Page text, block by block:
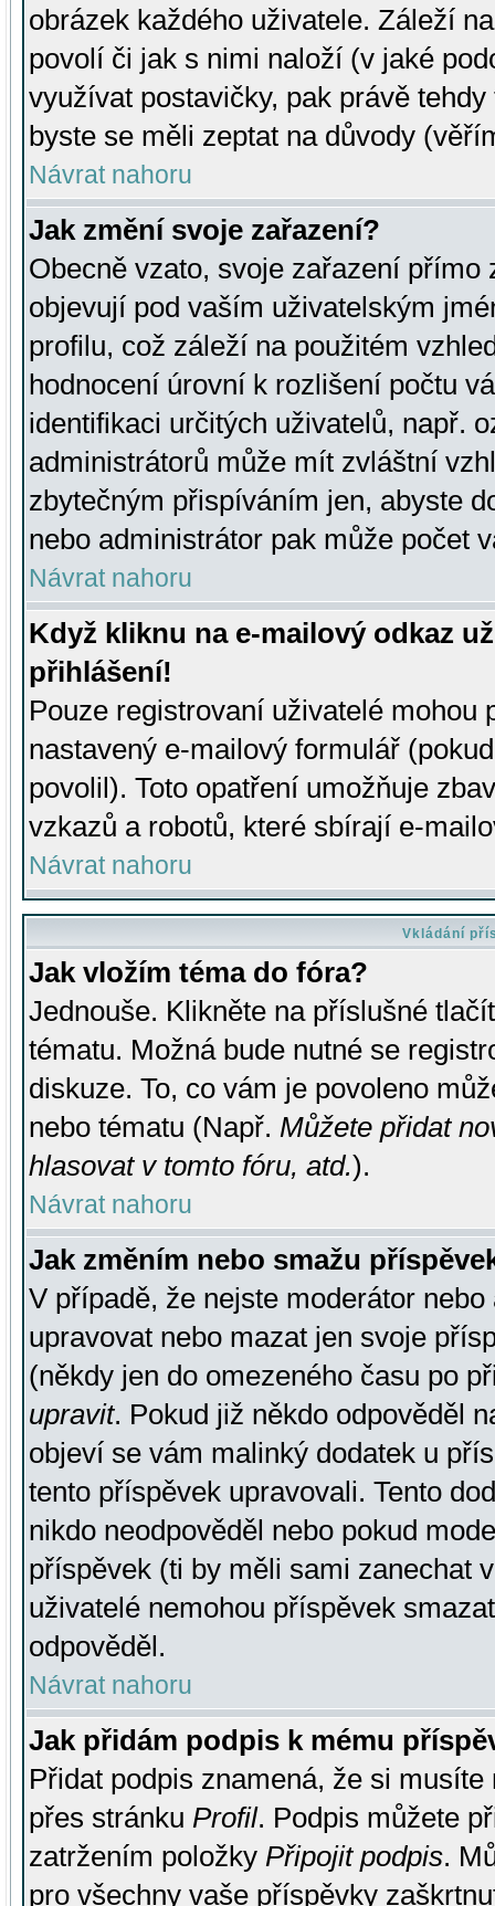
obrázek každého uživatele. Záleží
povolí či jak s nimi naloží (v jaké
využívat postavičky, pak právě
byste se měli zeptat na důvody
Návrat nahoru
Jak změní svoje zařazení?
Obecně vzato, svoje zařazení přímo
objevují pod vaším uživatelským
profilu, což záleží na použitém
hodnocení úrovní k rozlišení počtu
identifikaci určitých uživatelů, např.
administrátorů může mít zvláštní
zbytečným přispíváním jen, abyste
nebo administrátor pak může počet
Návrat nahoru
Když kliknu na e-mailový odkaz
přihlášení!
Pouze registrovaní uživatelé mohou
nastavený e-mailový formulář
povolil). Toto opatření umožňuje
vzkazů a robotů, které sbírají e-
Návrat nahoru
Vkládání
Jak vložím téma do fóra?
Jednouše. Klikněte na příslušné
tématu. Možná bude nutné se
diskuze. To, co vám je povoleno
nebo tématu (Např. Můžete přidat
hlasovat v tomto fóru, atd.).
Návrat nahoru
Jak změním nebo smažu
V případě, že nejste moderátor
upravovat nebo mazat jen svoje
(někdy jen do omezeného času po
upravit. Pokud již někdo odpověděl
objeví se vám malinký dodatek u
tento příspěvek upravovali. Tento
nikdo neodpověděl nebo pokud
příspěvek (ti by měli sami zanechat
uživatelé nemohou příspěvek
odpověděl.
Návrat nahoru
Jak přidám podpis k mému
Přidat podpis znamená, že si
přes stránku Profil. Podpis můžete
zatržením položky Připojit podpis.
pro všechny vaše příspěvky